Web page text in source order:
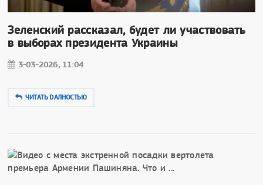
Зеленский рассказал, будет ли участвовать
в выборах президента Украины
3-03-2026, 11:04
ЧИТАТЬ DAЛНОСТЬЮ